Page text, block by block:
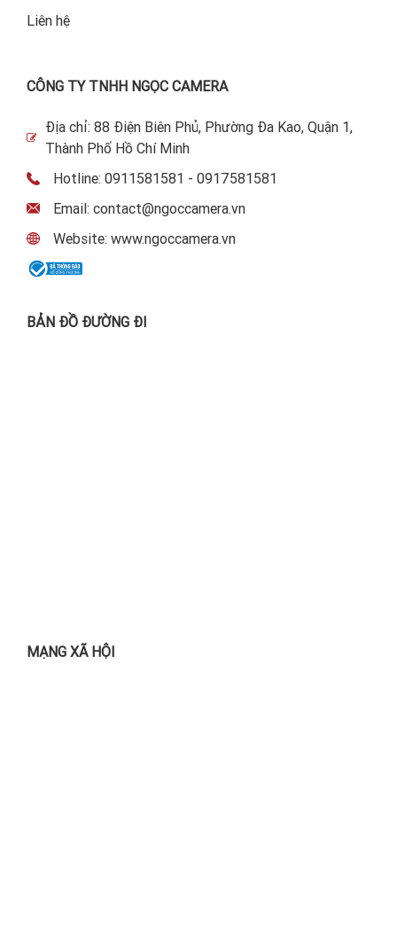
Liên hệ
CÔNG TY TNHH NGỌC CAMERA
Địa chỉ: 88 Điện Biên Phủ, Phường Đa Kao, Quận 1,
Thành Phố Hồ Chí Minh
Hotline: 0911581581 - 0917581581
Email: contact@ngoccamera.vn
Website: www.ngoccamera.vn
BẢN ĐỒ ĐƯỜNG ĐI
MẠNG XÃ HỘI